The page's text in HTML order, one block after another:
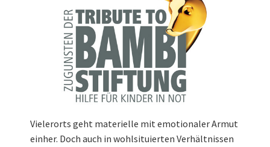
Vielerorts geht materielle mit emotionaler Armut
einher. Doch auch in wohlsituierten Verhältnissen